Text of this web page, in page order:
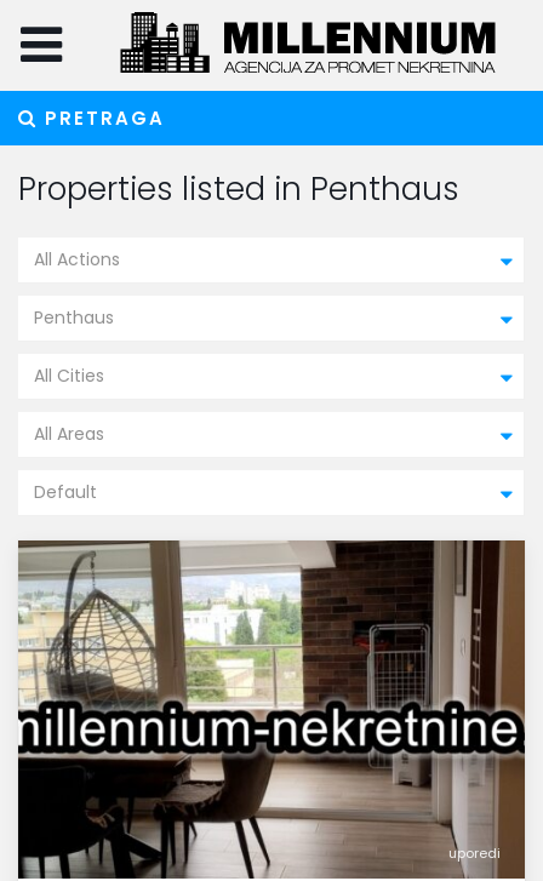
PRETRAGA
Properties listed in Penthaus
All Actions
Penthaus
All Cities
All Areas
Default
uporedi